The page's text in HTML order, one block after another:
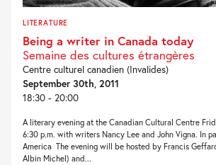
LITERATURE
Being a writer in Canada today
Semaine des cultures étrangères
Centre culturel canadien (Invalides)
September 30th, 2011
18:30 - 20:00
A literary evening at the Canadian Cultural Centre
6:30 p.m. with writers Nancy Lee and John Vigna. In
America The evening will be hosted by Francis
Albin Michel) and...